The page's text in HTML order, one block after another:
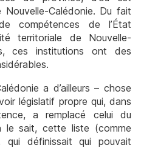
Calédonie. Du fait
compétences de l’État
territoriale de Nouvelle-
ces institutions ont des
a d’ailleurs – chose
législatif propre qui, dans
a remplacé celui du
le sait, cette liste (comme
qui définissait qui pouvait